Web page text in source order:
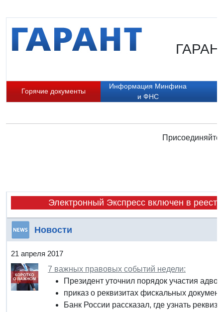
Горячие документы
Информация Минфина
и ФНС
Электронный Экспресс включен в
Новости
21 апреля 2017
7 важных правовых событий недели:
Президент уточнил порядок участия
приказ о реквизитах фискальных
Банк России рассказал, где узнать